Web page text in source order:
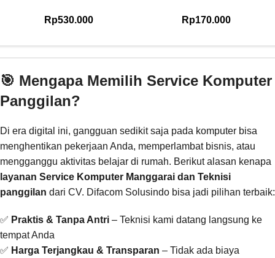
Rp530.000 Rp170.000
🎯 Mengapa Memilih Service Komputer
Panggilan?
Di era digital ini, gangguan sedikit saja pada komputer bisa
menghentikan pekerjaan Anda, memperlambat bisnis, atau
mengganggu aktivitas belajar di rumah. Berikut alasan kenapa
layanan Service Komputer Manggarai dan Teknisi
panggilan dari CV. Difacom Solusindo bisa jadi pilihan terbaik:
✅ Praktis & Tanpa Antri – Teknisi kami datang langsung ke
tempat Anda
✅ Harga Terjangkau & Transparan – Tidak ada biaya